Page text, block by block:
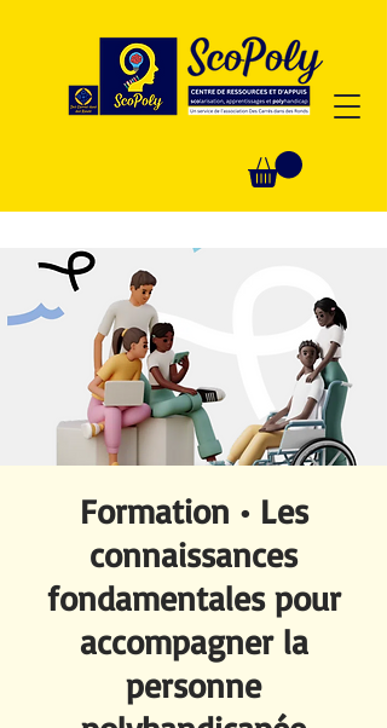
Formation • Les
connaissances
fondamentales pour
accompagner la
personne